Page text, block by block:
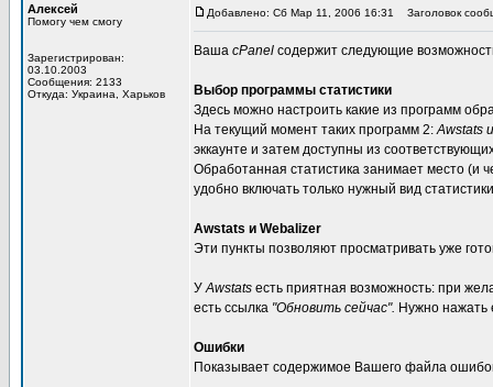
Алексей
Помогу чем смогу
Зарегистрирован:
03.10.2003
Сообщения: 2133
Откуда: Украина, Харьков
Добавлено: Сб Мар 11, 2006 16:31 Заголовок
Ваша cPanel содержит следующие
Выбор программы статистики
Здесь можно настроить какие из программ
На текущий момент таких программ 2:Awstats
эккаунте и затем доступны из
Обработанная статистика занимает место (и
удобно включать только нужный вид
Awstats и Webalizer
Эти пункты позволяют просматривать уже
УAwstats есть приятная возможность: при
есть ссылка "Обновить сейчас". Нужно нажать
Ошибки
Показывает содержимое Вашего файла